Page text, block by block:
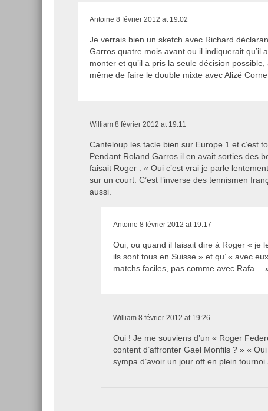
Antoine 8 février 2012 at 19:02
Je verrais bien un sketch avec Richard
Garros quatre mois avant ou il indiquerait qu’il
monter et qu’il a pris la seule décision
même de faire le double mixte avec Alizé
William 8 février 2012 at 19:11
Canteloup les tacle bien sur Europe 1 et c’est
Pendant Roland Garros il en avait sorties des
faisait Roger : « Oui c’est vrai je parle
sur un court. C’est l’inverse des tennismen
aussi.
Antoine 8 février 2012 at 19:17
Oui, ou quand il faisait dire à Roger « je
ils sont tous en Suisse » et qu’ « avec
matchs faciles, pas comme avec Rafa…
William 8 février 2012 at 19:26
Oui ! Je me souviens d’un « Roger
content d’affronter Gael Monfils ? » « Oui
sympa d’avoir un jour off en plein tournoi